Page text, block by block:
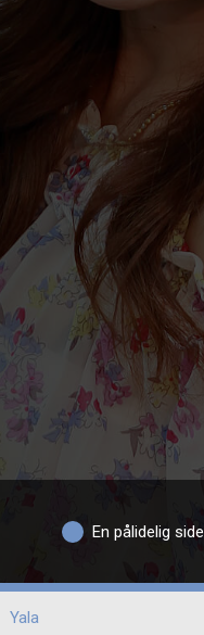
En pålidelig
Yala